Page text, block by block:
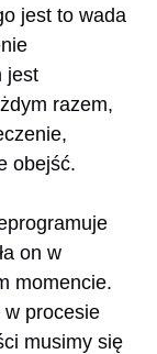
jest to wada
jest
razem,
obejść.
on w
momencie.
w procesie
musimy się